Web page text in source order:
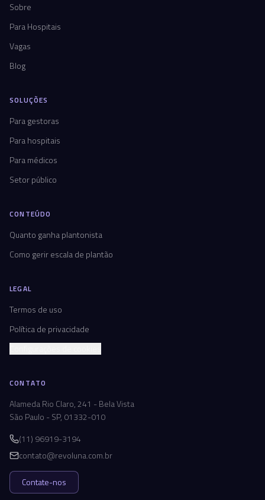
Sobre
Para Hospitais
Vagas
Blog
SOLUÇÕES
Para gestoras
Para hospitais
Para médicos
Setor público
CONTEÚDO
Quanto ganha plantonista
Como gerir escala de plantão
LEGAL
Termos de uso
Política de privacidade
CONTATO
Alameda Rio Claro, 241 - Bela Vista
São Paulo - SP, 01332-010
(11) 96919-3194
contato@revoluna.com.br
Contate-nos